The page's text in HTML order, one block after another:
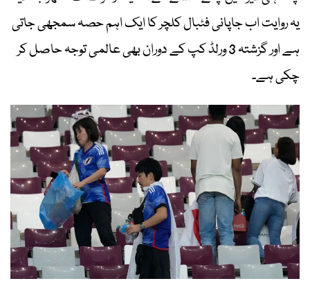
یہ روایت اب جاپانی فٹبال کلچر کا ایک اہم حصہ سمجھی جاتی
ہے اور گزشتہ 3 ورلڈ کپ کے دوران بھی عالمی توجہ حاصل کر
چکی ہے۔